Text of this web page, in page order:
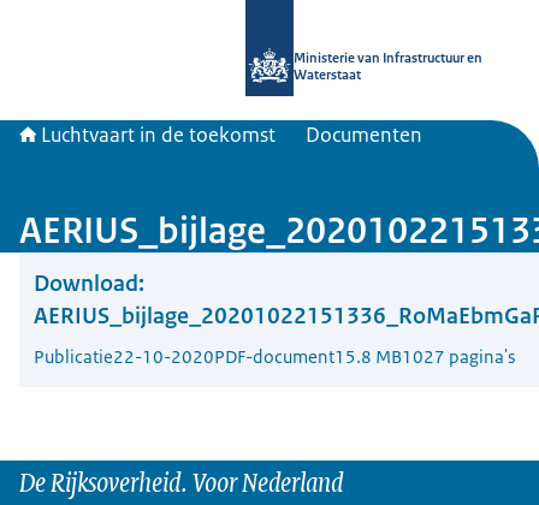
Ministerie van Infrastructuur en
Waterstaat
Luchtvaart in de toekomst Documenten
Download:
Publicatie22-10-2020PDF-document15.8 MB1027 pagina's
De Rijksoverheid. Voor Nederland